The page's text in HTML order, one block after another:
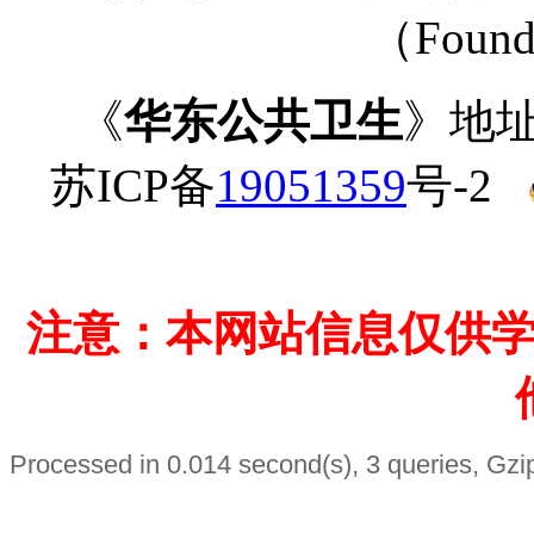
（
《华东公共卫生》地
苏ICP备19051359号-2
注意：本网站信息仅供
Processed in 0.014 second(s), 3 queries,